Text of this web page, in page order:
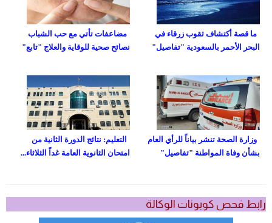
مضاعفات تأتي مع حب الشباب
نصائح صحية للوقاية والعلاج "تابع"
ما قصة أكتشاف ثقوب زرقاء في
البحر الأحمر بالسعودية "تفاصيل"
التعليم: نتائج الدورة الثانية من
امتحان الثانوية العامة غداً الثلاثاء...
وزارة الصحة تنشر بياناً للرأي العام
بشأن وفاة المواطنة "تفاصيل"
رابط فحص كوبونات الوكالة